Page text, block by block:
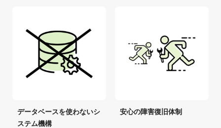
データベースを使わないシ
ステム機構
安心の障害復旧体制